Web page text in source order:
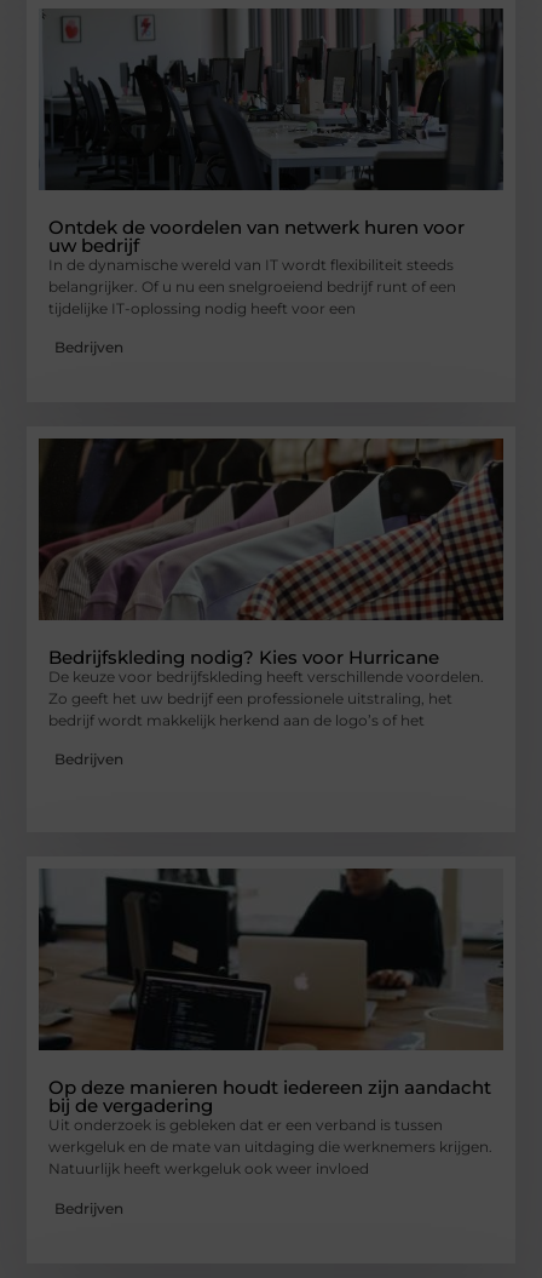
Ontdek de voordelen van netwerk huren voor
uw bedrijf
In de dynamische wereld van IT wordt flexibiliteit steeds
belangrijker. Of u nu een snelgroeiend bedrijf runt of een
tijdelijke IT-oplossing nodig heeft voor een
Bedrijven
Bedrijfskleding nodig? Kies voor Hurricane
De keuze voor bedrijfskleding heeft verschillende voordelen.
Zo geeft het uw bedrijf een professionele uitstraling, het
bedrijf wordt makkelijk herkend aan de logo’s of het
Bedrijven
Op deze manieren houdt iedereen zijn aandacht
bij de vergadering
Uit onderzoek is gebleken dat er een verband is tussen
werkgeluk en de mate van uitdaging die werknemers krijgen.
Natuurlijk heeft werkgeluk ook weer invloed
Bedrijven